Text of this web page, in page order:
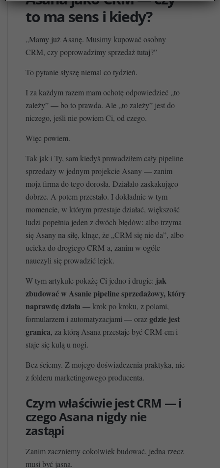
to ma sens i kiedy?
„Mamy już Asanę. Musimy kupować osobny
CRM, czy poprowadzimy sprzedaż tutaj?”
To pytanie słyszę niemal co tydzień.
I za każdym razem mam ochotę odpowiedzieć „to
zależy” — bo to prawda. Ale „to zależy” jest do
niczego, jeśli nie powiem Ci, od czego.
Więc powiem.
Tak jak i Ty, sam kiedyś prowadziłem cały pipeline
sprzedaży w jednym projekcie Asany — zanim
moja firma do tego dorosła. Działało zaskakująco
dobrze. A potem przestało. I dokładnie w tym
momencie, w którym przestaje działać, większość
ludzi popełnia jeden z dwóch błędów: albo trzyma
się Asany na siłę, klnąc, że „CRM się nie da”, albo
ucieka do drogiego CRM-a, zanim w ogóle
nauczyli się prowadzić lejek.
W tym artykule pokażę Ci jedno i drugie: jak
zbudować w Asanie pipeline sprzedażowy, który
naprawdę działa— krok po kroku, z polami,
formularzem i automatyzacjami — orazgdzie jest
granica, za którą Asana przestaje być CRM-em i
staje się kulą u nogi.
Bez ściemy. Z mojego doświadczenia praktyka, nie
z folderu marketingowego producenta.
Czym właściwie jest CRM — i
czego Asana nigdy nie
zastąpi
Zanim zaczniemy cokolwiek budować, jedna rzecz
musi być jasna.